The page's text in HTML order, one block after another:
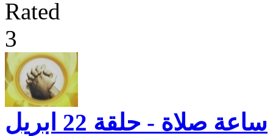
ساعة صلاة - حلقة 22 ابريل